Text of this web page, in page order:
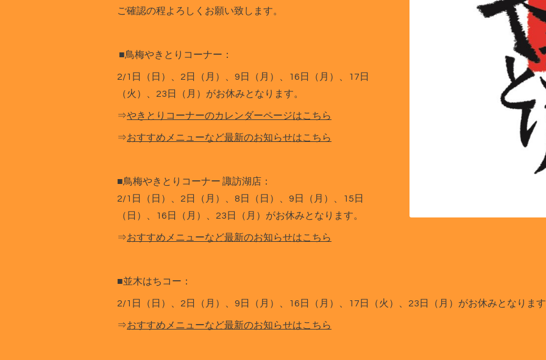
ご確認の程よろしくお願い致します。
■鳥梅やきとりコーナー：
2/1日（日）、2日（月）、9日（月）、16日（月）、17日
（火）、23日（月）がお休みとなります。
⇒やきとりコーナーのカレンダーページはこちら
⇒おすすめメニューなど最新のお知らせはこちら
■鳥梅やきとりコーナー 諏訪湖店：
2/1日（日）、2日（月）、8日（日）、9日（月）、15日
（日）、16日（月）、23日（月）がお休みとなります。
⇒おすすめメニューなど最新のお知らせはこちら
■並木はちコー：
2/1日（日）、2日（月）、9日（月）、16日（月）、17日（火）、23日（月）がお休みとなりま
⇒おすすめメニューなど最新のお知らせはこちら